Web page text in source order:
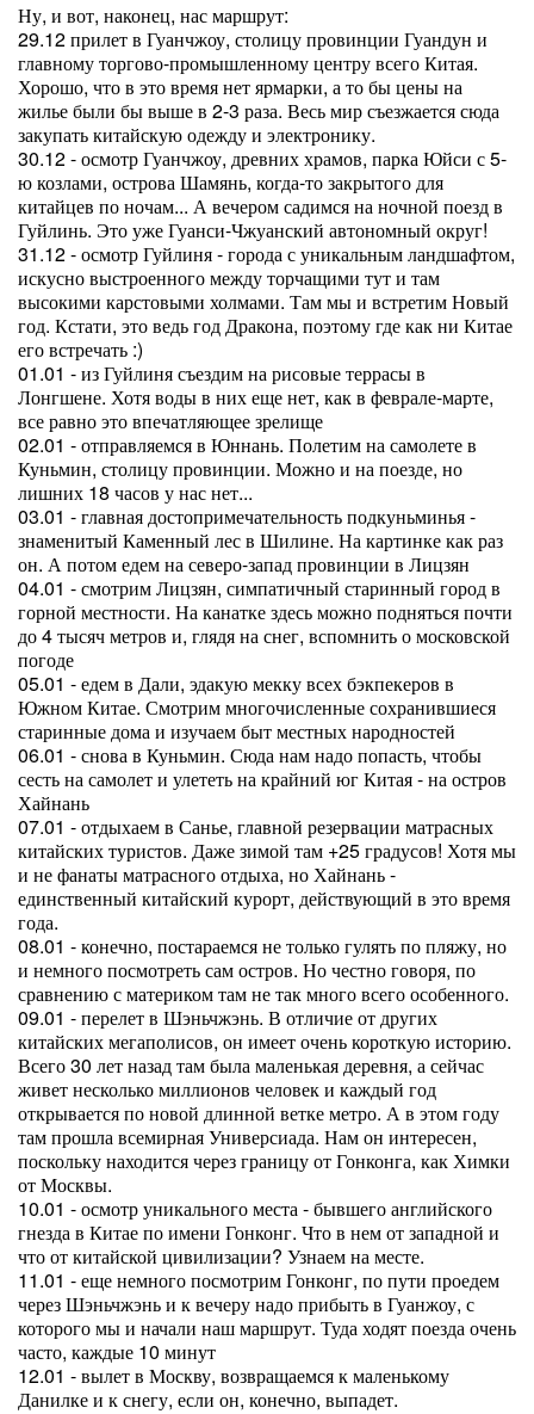
Ну, и вот, наконец, нас маршрут:
29.12 прилет в Гуанчжоу, столицу провинции Гуандун и
главному торгово-промышленному центру всего Китая.
Хорошо, что в это время нет ярмарки, а то бы цены на
жилье были бы выше в 2-3 раза. Весь мир съезжается сюда
закупать китайскую одежду и электронику.
30.12 - осмотр Гуанчжоу, древних храмов, парка Юйси с 5-
ю козлами, острова Шамянь, когда-то закрытого для
китайцев по ночам... А вечером садимся на ночной поезд в
Гуйлинь. Это уже Гуанси-Чжуанский автономный округ!
31.12 - осмотр Гуйлиня - города с уникальным ландшафтом,
искусно выстроенного между торчащими тут и там
высокими карстовыми холмами. Там мы и встретим Новый
год. Кстати, это ведь год Дракона, поэтому где как ни Китае
его встречать :)
01.01 - из Гуйлиня съездим на рисовые террасы в
Лонгшене. Хотя воды в них еще нет, как в феврале-марте,
все равно это впечатляющее зрелище
02.01 - отправляемся в Юннань. Полетим на самолете в
Куньмин, столицу провинции. Можно и на поезде, но
лишних 18 часов у нас нет...
03.01 - главная достопримечательность подкуньминья -
знаменитый Каменный лес в Шилине. На картинке как раз
он. А потом едем на северо-запад провинции в Лицзян
04.01 - смотрим Лицзян, симпатичный старинный город в
горной местности. На канатке здесь можно подняться почти
до 4 тысяч метров и, глядя на снег, вспомнить о московской
погоде
05.01 - едем в Дали, эдакую мекку всех бэкпекеров в
Южном Китае. Смотрим многочисленные сохранившиеся
старинные дома и изучаем быт местных народностей
06.01 - снова в Куньмин. Сюда нам надо попасть, чтобы
сесть на самолет и улететь на крайний юг Китая - на остров
Хайнань
07.01 - отдыхаем в Санье, главной резервации матрасных
китайских туристов. Даже зимой там +25 градусов! Хотя мы
и не фанаты матрасного отдыха, но Хайнань -
единственный китайский курорт, действующий в это время
года.
08.01 - конечно, постараемся не только гулять по пляжу, но
и немного посмотреть сам остров. Но честно говоря, по
сравнению с материком там не так много всего особенного.
09.01 - перелет в Шэньчжэнь. В отличие от других
китайских мегаполисов, он имеет очень короткую историю.
Всего 30 лет назад там была маленькая деревня, а сейчас
живет несколько миллионов человек и каждый год
открывается по новой длинной ветке метро. А в этом году
там прошла всемирная Универсиада. Нам он интересен,
поскольку находится через границу от Гонконга, как Химки
от Москвы.
10.01 - осмотр уникального места - бывшего английского
гнезда в Китае по имени Гонконг. Что в нем от западной и
что от китайской цивилизации? Узнаем на месте.
11.01 - еще немного посмотрим Гонконг, по пути проедем
через Шэньчжэнь и к вечеру надо прибыть в Гуанжоу, с
которого мы и начали наш маршрут. Туда ходят поезда очень
часто, каждые 10 минут
12.01 - вылет в Москву, возвращаемся к маленькому
Данилке и к снегу, если он, конечно, выпадет.